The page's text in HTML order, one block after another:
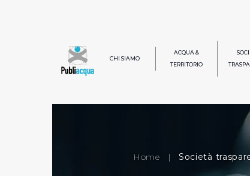
CHI SIAMO
ACQUA &
TERRITORIO
Home | Società